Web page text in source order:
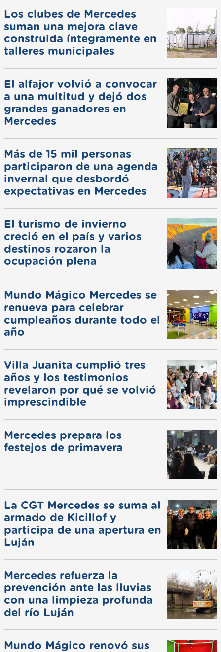
Los clubes de Mercedes
suman una mejora clave
construida íntegramente en
talleres municipales
El alfajor volvió a convocar
a una multitud y dejó dos
grandes ganadores en
Mercedes
Más de 15 mil personas
participaron de una agenda
invernal que desbordó
expectativas en Mercedes
El turismo de invierno
creció en el país y varios
destinos rozaron la
ocupación plena
Mundo Mágico Mercedes se
renueva para celebrar
cumpleaños durante todo el
año
Villa Juanita cumplió tres
años y los testimonios
revelaron por qué se volvió
imprescindible
Mercedes prepara los
festejos de primavera
La CGT Mercedes se suma al
armado de Kicillof y
participa de una apertura en
Luján
Mercedes refuerza la
prevención ante las lluvias
con una limpieza profunda
del río Luján
Mundo Mágico renovó sus